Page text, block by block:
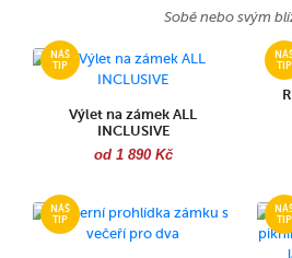
Sobě nebo svým
Výlet na zámek ALL
INCLUSIVE
od 1 890 Kč